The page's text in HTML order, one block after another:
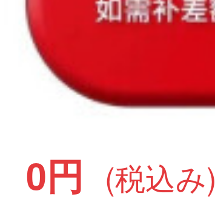
0円 (税込み)